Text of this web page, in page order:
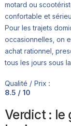
motard ou
confortable et
Pour les trajets
occasionnelles, on
achat rationnel,
tous les jours sous
Qualité / Prix :
8.5 / 10
Verdict : le